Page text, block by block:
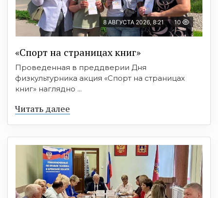
8 АВГУСТА 2026, 8:21 10
«Спорт на страницах книг»
Проведенная в преддверии Дня
физкультурника акция «Спорт на страницах
книг» наглядно ...
Читать далее